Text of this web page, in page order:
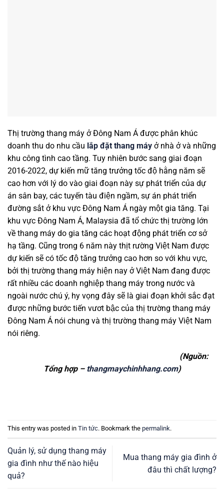
Thị trường thang máy ở Đông Nam Á được phân khúc
doanh thu do nhu cầu lắp đặt thang máy ở nhà ở và những
khu công tình cao tầng. Tuy nhiên bước sang giai đoạn
2016-2022, dự kiến mữ tăng trưởng tốc độ hằng năm sẽ
cao hơn với lý do vào giai đoạn này sự phát triển của dự
án sân bay, các tuyến tàu điện ngầm, sự án phát triển
đường sắt ở khu vực Đông Nam Á ngày một gia tăng. Tại
khu vực Đông Nam Á, Malaysia đã tổ chức thị trường lớn
về thang máy do gia tăng các hoạt động phát triển cơ sở
hạ tầng. Cũng trong 6 năm này thịt rường Việt Nam được
dự kiến sẽ có tốc độ tăng trưởng cao hơn so với khu vực,
bởi thị trường thang máy hiện nay ở Việt Nam đang được
rất nhiều các doanh nghiệp thang máy trong nước và
ngoài nước chú ý, hy vọng đây sẽ là giai đoạn khởi sắc đạt
được những bước tiến vươt bậc của thị trường thang máy
Đông Nam Á nói chung và thị trường thang máy Việt Nam
nói riêng.
(Nguồn:
Tổng hợp – thangmaychinhhang.com)
This entry was posted in Tin tức. Bookmark the permalink.
Quản lý, sử dụng thang máy
gia đình như thế nào hiệu
quả?
Mua thang máy gia đình ở
đâu thì chất lượng?